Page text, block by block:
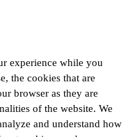
experience while you
the cookies that are
browser as they are
of the website. We
and understand how